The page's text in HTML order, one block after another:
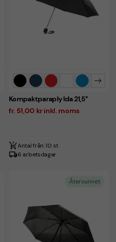
Kompaktparaply Ida 21,5"
fr. 51,00 kr inkl. moms
Antal från: 10 st
6 arbetsdagar
Återvunnet